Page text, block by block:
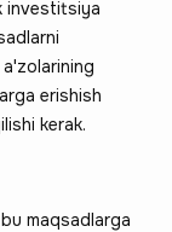
investitsiya
erishish
kerak.
maqsadlarga